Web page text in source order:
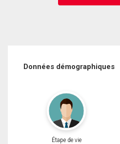
Données démographiques
Étape de vie